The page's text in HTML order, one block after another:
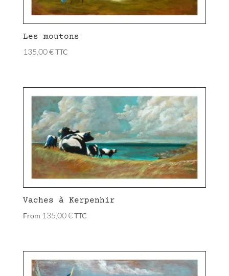
Les moutons
135,00€TTC
Vaches à Kerpenhir
From 135,00€TTC